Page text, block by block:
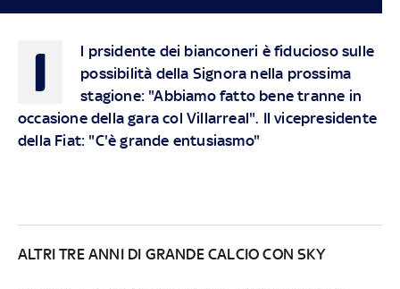
I
l prsidente dei bianconeri è fiducioso sulle
possibilità della Signora nella prossima
stagione: "Abbiamo fatto bene tranne in
occasione della gara col Villarreal". Il vicepresidente
della Fiat: "C'è grande entusiasmo"
ALTRI TRE ANNI DI GRANDE CALCIO CON SKY